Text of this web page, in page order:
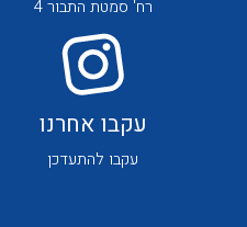
לכל מוצרי היצרן
רח' סמטת התבור 4
עקבו אחרנו
עקבו להתעדכן